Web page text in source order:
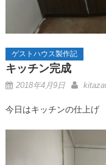
ゲストハウス製作記
キッチン完成
2018年4月9日
今日はキッチンの仕上げ